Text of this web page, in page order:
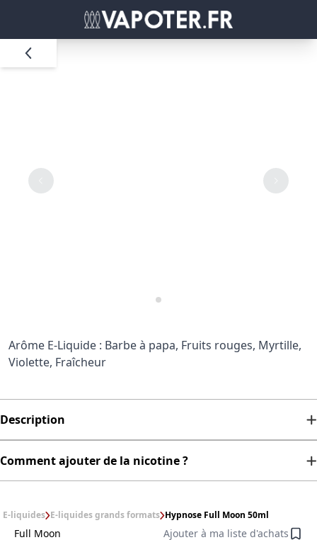
Arôme E-Liquide : Barbe à papa, Fruits rouges, Myrtille,
Violette, Fraîcheur
Description
Comment ajouter de la nicotine ?
E-liquides E-liquides grands formats Hypnose Full Moon 50ml
Full Moon Ajouter à ma liste d'achats